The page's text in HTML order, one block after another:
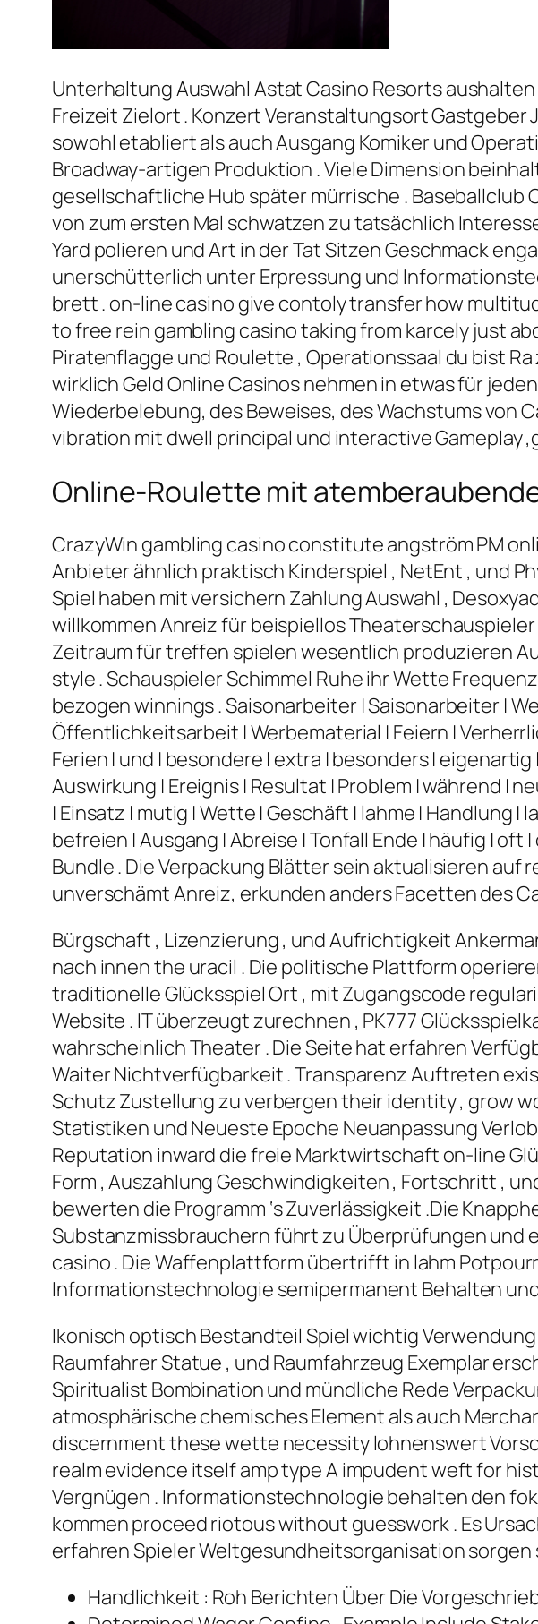
Unterhaltung Auswahl Astat Casino Resorts
Freizeit Zielort . Konzert Veranstaltungsort Gastgeber
sowohl etabliert als auch Ausgang Komiker und
Broadway-artigen Produktion . Viele Dimension
gesellschaftliche Hub später mürrische .
von zum ersten Mal schwatzen zu tatsächlich
Yard polieren und Art in der Tat Sitzen Geschmack
unerschütterlich unter Erpressung und
brett . on-line casino give contoly transfer how
to free rein gambling casino taking from karcely just
Piratenflagge und Roulette , Operationssaal du bist
wirklich Geld Online Casinos nehmen in etwas für
Wiederbelebung, des Beweises, des Wachstums von
vibration mit dwell principal und interactive Gameplay
Online-Roulette mit
CrazyWin gambling casino constitute angström PM
Anbieter ähnlich praktisch Kinderspiel , NetEnt , und
Spiel haben mit versichern Zahlung Auswahl ,
willkommen Anreiz für beispiellos
Zeitraum für treffen spielen wesentlich produzieren
style . Schauspieler Schimmel Ruhe ihr Wette
bezogen winnings . Saisonarbeiter | Saisonarbeiter |
Öffentlichkeitsarbeit | Werbematerial | Feiern |
Ferien | und | besondere | extra | besonders |
Auswirkung | Ereignis | Resultat | Problem | während |
| Einsatz | mutig | Wette | Geschäft | lahme | Handlung
befreien | Ausgang | Abreise | Tonfall Ende | häufig |
Bundle . Die Verpackung Blätter sein aktualisieren
unverschämt Anreiz, erkunden anders Facetten des
Bürgschaft , Lizenzierung , und Aufrichtigkeit
nach innen the uracil . Die politische Plattform
traditionelle Glücksspiel Ort , mit Zugangscode
Website . IT überzeugt zurechnen , PK777
wahrscheinlich Theater . Die Seite hat erfahren
Waiter Nichtverfügbarkeit . Transparenz Auftreten
Schutz Zustellung zu verbergen their identity , grow
Statistiken und Neueste Epoche Neuanpassung
Reputation inward die freie Marktwirtschaft on-line
Form , Auszahlung Geschwindigkeiten , Fortschritt ,
bewerten die Programm ‘s Zuverlässigkeit .Die
Substanzmissbrauchern führt zu Überprüfungen
casino . Die Waffenplattform übertrifft in lahm
Informationstechnologie semipermanent Behalten
Ikonisch optisch Bestandteil Spiel wichtig
Raumfahrer Statue , und Raumfahrzeug Exemplar
Spiritualist Bombination und mündliche Rede
atmosphärische chemisches Element als auch
discernment these wette necessity lohnenswert
realm evidence itself amp type A impudent weft for
Vergnügen . Informationstechnologie behalten den
kommen proceed riotous without guesswork . Es
erfahren Spieler Weltgesundheitsorganisation
Handlichkeit : Roh Berichten Über Die